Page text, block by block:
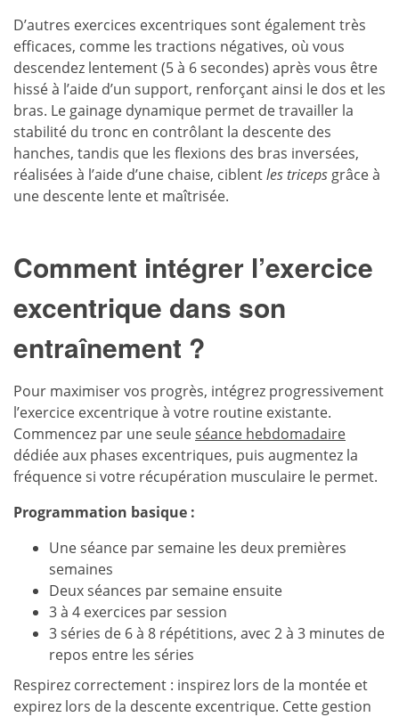
D’autres exercices excentriques sont également très
efficaces, comme les tractions négatives, où vous
descendez lentement (5 à 6 secondes) après vous être
hissé à l’aide d’un support, renforçant ainsi le dos et les
bras. Le gainage dynamique permet de travailler la
stabilité du tronc en contrôlant la descente des
hanches, tandis que les flexions des bras inversées,
réalisées à l’aide d’une chaise, ciblentles triceps grâce à
une descente lente et maîtrisée.
Comment intégrer l’exercice
excentrique dans son
entraînement ?
Pour maximiser vos progrès, intégrez progressivement
l’exercice excentrique à votre routine existante.
Commencez par une seuleséance hebdomadaire
dédiée aux phases excentriques, puis augmentez la
fréquence si votre récupération musculaire le permet.
Programmation basique :
Une séance par semaine les deux premières
semaines
Deux séances par semaine ensuite
3 à 4 exercices par session
3 séries de 6 à 8 répétitions, avec 2 à 3 minutes de
repos entre les séries
Respirez correctement : inspirez lors de la montée et
expirez lors de la descente excentrique. Cette gestion